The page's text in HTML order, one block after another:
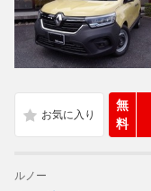
無
料
ルノー